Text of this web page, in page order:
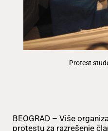
Protest
BEOGRAD – Više
protestu za razrešenje